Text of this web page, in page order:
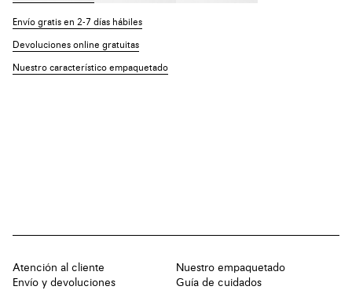
Envío gratis en 2-7 días hábiles
Devoluciones online gratuitas
Nuestro característico empaquetado
Atención al cliente
Envío y devoluciones
Nuestro empaquetado
Guía de cuidados